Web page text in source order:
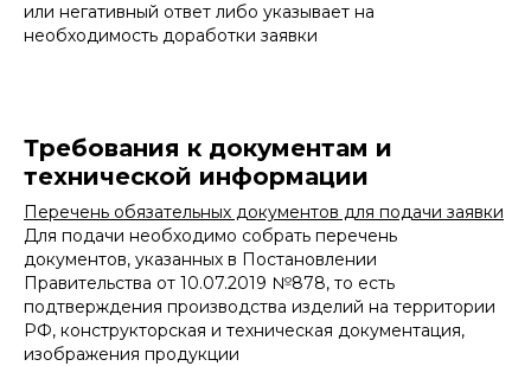
или негативный ответ либо указывает на
необходимость доработки заявки
Требования к документам и
технической информации
Перечень обязательных документов для подачи заявки
Для подачи необходимо собрать перечень
документов, указанных в Постановлении
Правительства от 10.07.2019 №878, то есть
подтверждения производства изделий на территории
РФ, конструкторская и техническая документация,
изображения продукции